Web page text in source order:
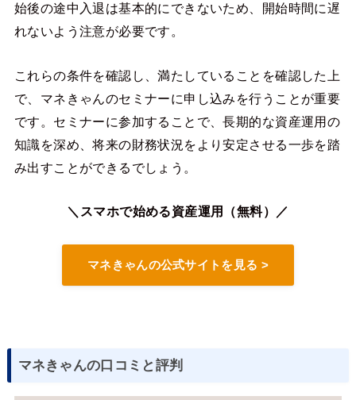
始後の途中入退は基本的にできないため、開始時間に遅
れないよう注意が必要です。
これらの条件を確認し、満たしていることを確認した上
で、マネきゃんのセミナーに申し込みを行うことが重要
です。セミナーに参加することで、長期的な資産運用の
知識を深め、将来の財務状況をより安定させる一歩を踏
み出すことができるでしょう。
＼スマホで始める資産運用（無料）／
マネきゃんの公式サイトを見る >
マネきゃんの口コミと評判